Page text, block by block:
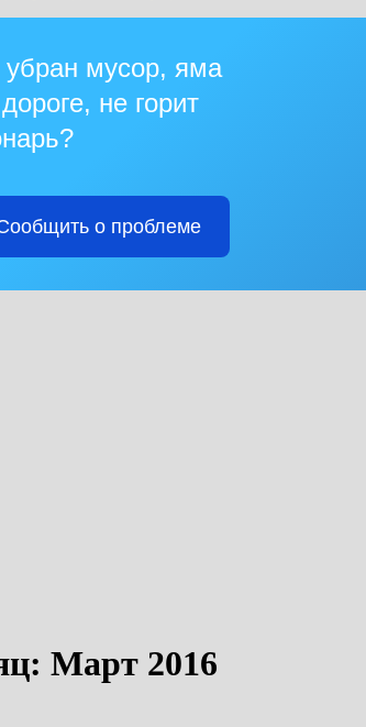
мусор, яма
не горит
о проблеме
Март 2016